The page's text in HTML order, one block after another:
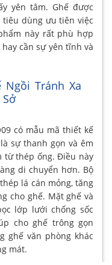
yên tâm. Ghế được
dùng ưu tiên việc
này rất phù hợp
cần sự yên tĩnh và
Ngồi Tránh Xa
có mẫu mã thiết kế
sự thanh gọn và êm
từ thép ống. Điều này
di chuyển hơn. Bộ
lá cán mỏng, tăng
cho ghế. Mặt ghế và
lớp lưới chống sốc
cho ghế trông gọn
ghế văn phòng khác
mát.